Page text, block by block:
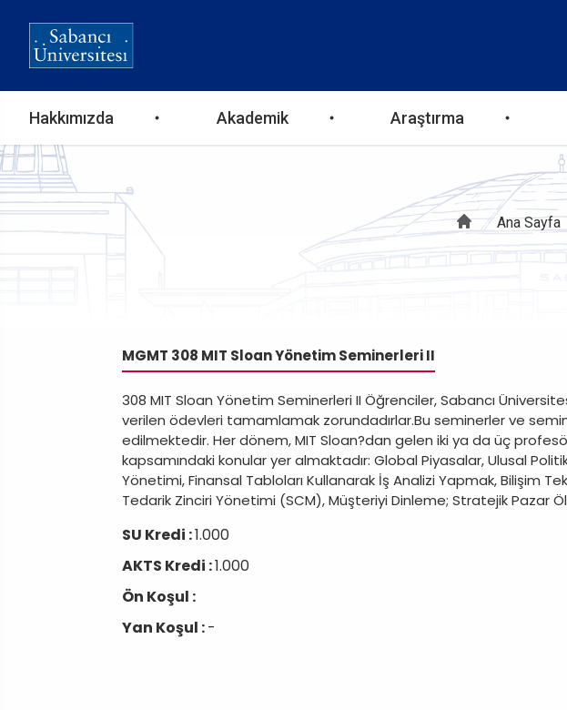
Ana
gezinti
menüsü
Hakkımızda Akademik Araştırma
Sayfa
Ana Sayfa
MGMT 308 MIT Sloan Yönetim Seminerleri II
308 MIT Sloan Yönetim Seminerleri II Öğrenciler, Sabancı
verilen ödevleri tamamlamak zorundadırlar.Bu seminerler ve
edilmektedir. Her dönem, MIT Sloan?dan gelen iki ya da üç
kapsamındaki konular yer almaktadır: Global Piyasalar, Ulusal
Yönetimi, Finansal Tabloları Kullanarak İş Analizi Yapmak, Bilişim
Tedarik Zinciri Yönetimi (SCM), Müşteriyi Dinleme; Stratejik Pazar
SU Kredi :1.000
AKTS Kredi :1.000
Ön Koşul :
Yan Koşul :-